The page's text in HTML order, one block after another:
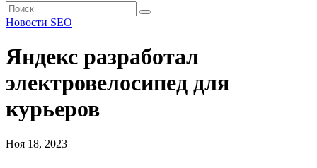
Новости SEO
Яндекс разработал
электровелосипед для
курьеров
Ноя 18, 2023